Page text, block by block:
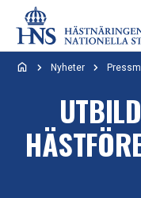
Hoppa till innehåll
Nyheter